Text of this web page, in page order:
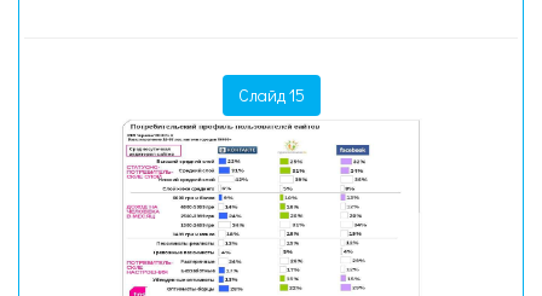
Слайд 15